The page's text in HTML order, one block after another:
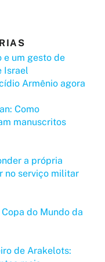
e um gesto de
Israel
Armênio agora
Como
manuscritos
a própria
no serviço militar
do Mundo da
de Arakelots: